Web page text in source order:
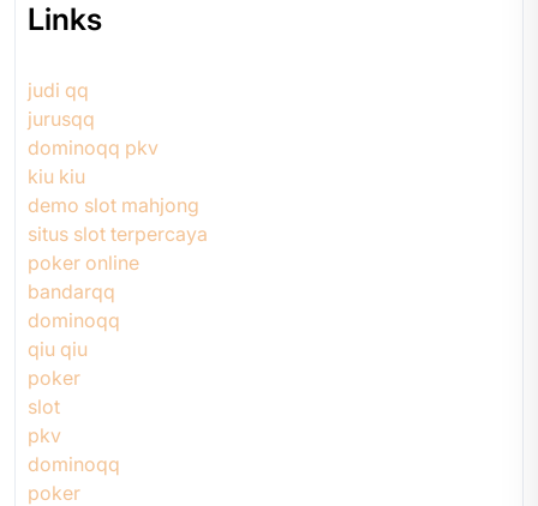
Links
judi qq
jurusqq
dominoqq pkv
kiu kiu
demo slot mahjong
situs slot terpercaya
poker online
bandarqq
dominoqq
qiu qiu
poker
slot
pkv
dominoqq
poker